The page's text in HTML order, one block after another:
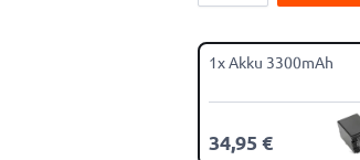
1x Akku 3300mAh
34,95 €